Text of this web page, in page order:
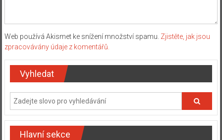
Web používá Akismet ke snížení množství spamu. Zjistěte, jak jsou
zpracovávány údaje z komentářů.
Vyhledat
Hlavní sekce